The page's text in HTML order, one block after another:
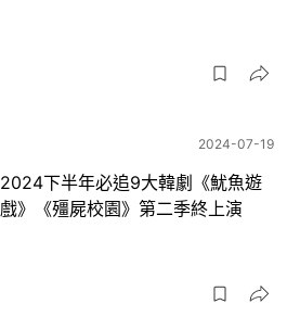
2024-07-19
2024下半年必追9大韓劇《魷魚遊
戲》《殭屍校園》第二季終上演